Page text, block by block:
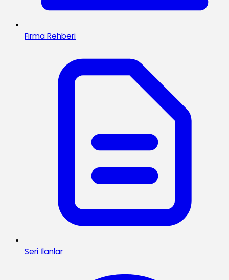
Firma Rehberi
Seri İlanlar